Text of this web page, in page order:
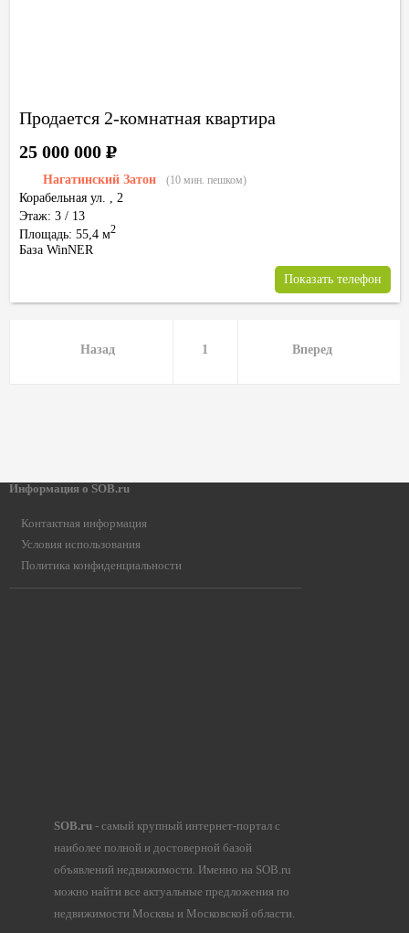
Продается 2-комнатная квартира
Нагатинский Затон (10 мин. пешком)
Корабельная ул. , 2
Этаж: 3 / 13
Площадь: 55,4 м2
25 000 000Р
База WinNER
Показать телефон
Назад 1 Вперед
Информация о SOB.ru
Контактная информация
Условия использования
Политика конфиденциальности
SOB.ru- самый крупный интернет-портал с
наиболее полной и достоверной базой
объявлений недвижимости. Именно на SOB.ru
можно найти все актуальные предложения по
недвижимости Москвы и Московской области.